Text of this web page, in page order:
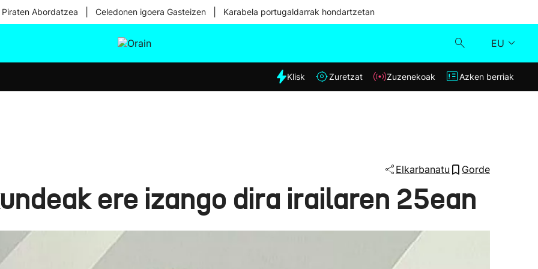
Abordatzea Celedonen igoera Gasteizen Karabela portugaldarrak hondartzetan
EU
Eguraldia
Klisk
Azken berriak
Klisk Zuretzat Zuzenekoak Azken berriak
Elkarbanatu Gorde
ere izango dira irailaren 25ean